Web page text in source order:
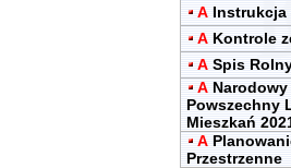
A Instrukcja
A Kontrole
A Spis
A
Powszechny
Mieszkań
A
Przestrzenne